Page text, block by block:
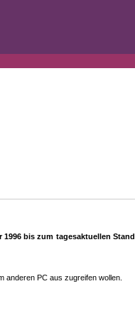
bis zum tagesaktuellen Stand
anderen PC aus zugreifen wollen.